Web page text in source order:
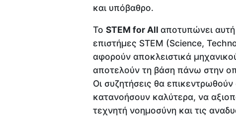
και υπόβαθρο.
Το STEM for All αποτυπώνει αυτή
επιστήμες STEM (Science,
αφορούν αποκλειστικά
αποτελούν τη βάση πάνω στην
Οι συζητήσεις θα
κατανοήσουν καλύτερα, να
τεχνητή νοημοσύνη και τις